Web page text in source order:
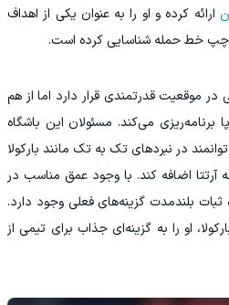
ارائه کرده و او را به عنوان یکی از اهداف
چپ خط حمله شناسایی کرده است.
موقعیت قدرتمندی قرار دارد اما از هم‌
برنامه‌ریزی می‌کند. مسئولان این باشگاه
در نبردهای تک‌ به‌ تک مانند بارکولا
اضافه کند. با وجود عمق مناسب در
بلندمدت گزینه‌های فعلی وجود دارد.
او را به گزینه‌ای جذاب برای تیمی از